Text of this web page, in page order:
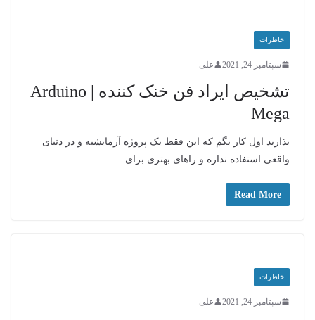
خاطرات
سپتامبر 24, 2021 علی
تشخیص ایراد فن خنک کننده | Arduino
Mega
بذارید اول کار بگم که این فقط یک پروژه آزمایشیه و در دنیای
واقعی استفاده نداره و راهای بهتری برای
Read More
خاطرات
سپتامبر 24, 2021 علی